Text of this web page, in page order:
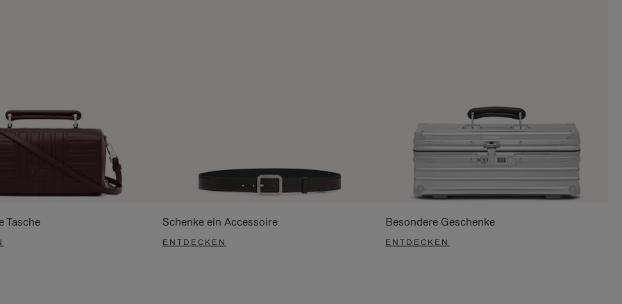
Tasche Schenke ein Accessoire
ENTDECKEN
Besondere Geschenke
ENTDECKEN